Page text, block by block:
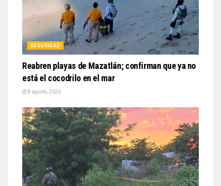
SEGURIDAD
Reabren playas de Mazatlán; confirman que ya no
está el cocodrilo en el mar
8 agosto, 2026